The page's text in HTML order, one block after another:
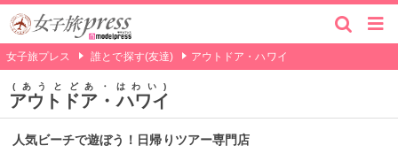
女子旅プレス 誰とで探す(友達) アウトドア・ハワイ
アウトドア・ハワイ
あうとどあ・はわい
人気ビーチで遊ぼう！日帰りツアー専門店